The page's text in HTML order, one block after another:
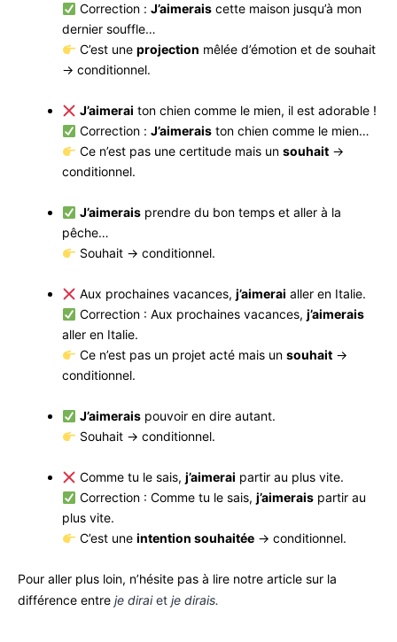
Correction : J’aimeraiscette maison jusqu’à mon
dernier souffle…
C’est une projection mêlée d’émotion et de souhait
→ conditionnel.
J’aimerai ton chien comme le mien, il est adorable !
Correction : J’aimeraiston chien comme le mien…
Ce n’est pas une certitude mais un souhait→
conditionnel.
J’aimeraisprendre du bon temps et aller à la
pêche…
Souhait → conditionnel.
Aux prochaines vacances, j’aimerai aller en Italie.
Correction : Aux prochaines vacances, j’aimerais
aller en Italie.
Ce n’est pas un projet acté mais un souhait→
conditionnel.
J’aimeraispouvoir en dire autant.
Souhait → conditionnel.
Comme tu le sais, j’aimerai partir au plus vite.
Correction : Comme tu le sais, j’aimeraispartir au
plus vite.
C’est une intention souhaitée→ conditionnel.
Pour aller plus loin, n’hésite pas à lire notre article sur la
différence entre je diraiet je dirais.